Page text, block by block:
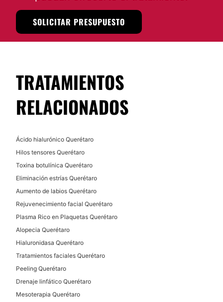
Financiación o facilidades de pago:
Sí
Métodos de pago aceptados:
Tarjeta de Crédito/Débito
Transferencia Bancaria
Efectivo
SOLICITAR PRESUPUESTO
TRATAMIENTOS
RELACIONADOS
Ácido hialurónico Querétaro
Hilos tensores Querétaro
Toxina botulínica Querétaro
Eliminación estrías Querétaro
Aumento de labios Querétaro
Rejuvenecimiento facial Querétaro
Plasma Rico en Plaquetas Querétaro
Alopecia Querétaro
Hialuronidasa Querétaro
Tratamientos faciales Querétaro
Peeling Querétaro
Drenaje linfático Querétaro
Mesoterapia Querétaro